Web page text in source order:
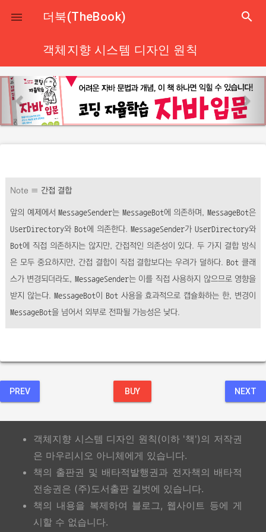
close
 더북(TheBook) search
객체지향 시스템 디자인 원칙
p
r
e
n
e
x
Note ≡ 간접 결합
앞의 예제에서MessageSender는 MessageBot에 의존하며,MessageBot은
UserDirectory와 Bot에 의존한다.MessageSender가UserDirectory와
Bot에 직접 의존하지는 않지만, 간접적인 의존성이 있다. 두 가지 결합 방식
은 모두 중요하지만, 간접 결합이 직접 결합보다는 우려가 덜하다. Bot 클래
스가 변경되더라도, MessageSender는 이를 직접 사용하지 않으므로 영향을
받지 않는다. MessageBot이 Bot사용을 효과적으로 캡슐화하는 한, 변경이
MessageBot을 넘어서 외부로 전파될 가능성은 낮다.
PREV BUY NEXT
객체지향 시스템 디자인 원칙(이하 '책')의 저작권
은 마우리시오 아니체에게 있습니다.
책의 출판권 및 배타적발행권과 전자책의 배타적
전송권은 (주)도서출판 길벗에 있습니다.
책의 내용을 복제하여 블로그, 웹사이트 등에 게
시할 수 없습니다.